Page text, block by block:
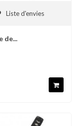
Liste d'envies
de...